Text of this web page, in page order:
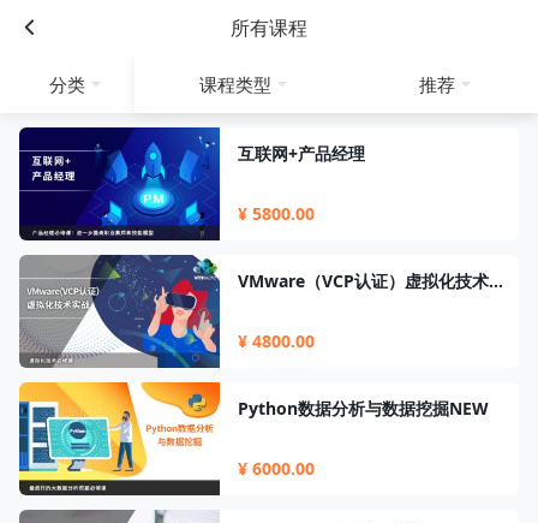
所有课程
分类 课程类型 推荐
互联网+产品经理
¥ 5800.00
VMware（VCP认证）虚拟化技术实战
¥ 4800.00
Python数据分析与数据挖掘NEW
¥ 6000.00